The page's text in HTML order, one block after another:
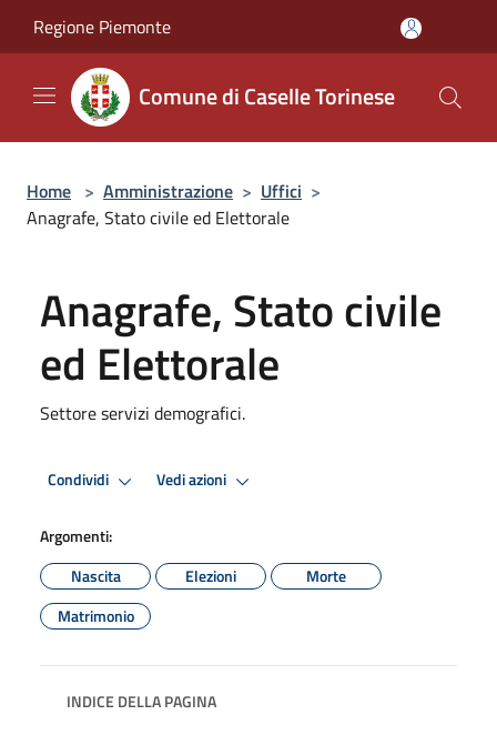
Regione Piemonte
Comune di Caselle Torinese
Home > Amministrazione > Uffici >
Anagrafe, Stato civile ed Elettorale
Anagrafe, Stato civile
ed Elettorale
Settore servizi demografici.
Condividi Vedi azioni
Argomenti:
Nascita
Elezioni
Morte
Matrimonio
INDICE DELLA PAGINA